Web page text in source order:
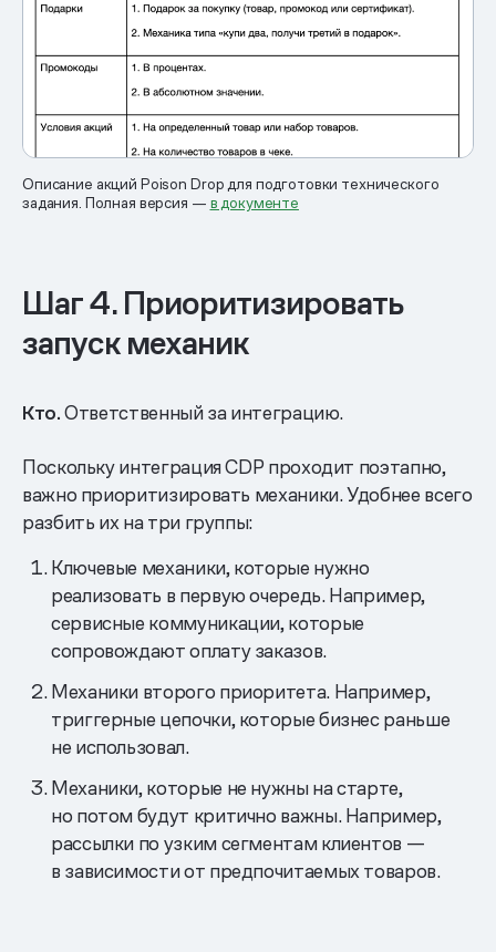
Описание акций Poison Drop для подготовки технического
задания. Полная версия — в документе
Шаг 4. Приоритизировать
запуск механик
Кто.Ответственный за интеграцию.
Поскольку интеграция CDP проходит поэтапно,
важно приоритизировать механики. Удобнее всего
разбить их на три группы:
Ключевые механики, которые нужно
реализовать в первую очередь. Например,
сервисные коммуникации, которые
сопровождают оплату заказов.
Механики второго приоритета. Например,
триггерные цепочки, которые бизнес раньше
не использовал.
Механики, которые не нужны на старте,
но потом будут критично важны. Например,
рассылки по узким сегментам клиентов —
в зависимости от предпочитаемых товаров.